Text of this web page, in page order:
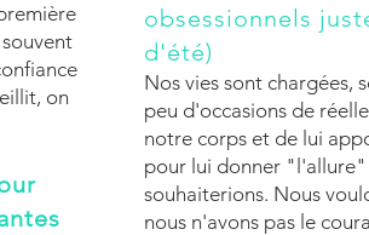
obsessionnels
d'été)
Nos vies sont chargées,
peu d'occasions de
notre corps et de lui
pour lui donner "l'allure"
souhaiterions. Nous
nous n'avons pas le
on